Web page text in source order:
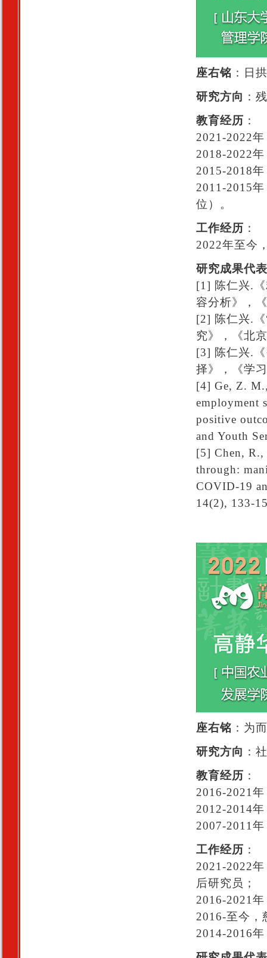
座右铭 ：日
研究方向 ：
教育经历 ：
2021-2022
2018-2022
2015-2018
2011-2015
位）。
工作经历 ：
2022年至今
研究成果代
[1] 陈仁兴.
容分析》，
[2] 陈仁兴.
究》，《北
[3] 陈仁兴.
择》，《学
[4] Ge, Z.
employment
positive
and Youth
[5] Chen,
through:
COVID-19
14(2), 133-
座右铭 ：为
研究方向 ：
教育经历 ：
2016-2021
2012-2014
2007-2011
工作经历 ：
2021-2022
后研究员；
2016-2021
2016-至今，
2014-2016